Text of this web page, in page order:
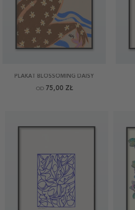
PLAKAT BLOSSOMING DAISY
OD 75,00 ZŁ